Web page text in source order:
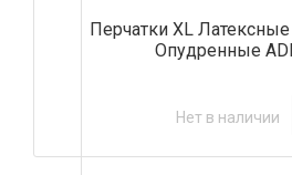
Перчатки ХL
Опудренные
Нет в наличии